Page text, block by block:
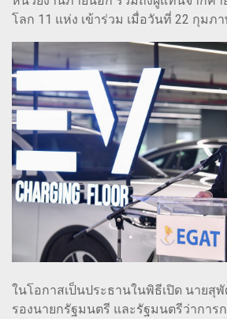
โลก 11 แห่ง เข้าร่วม เมื่อวันที่ 22 กุมภ
ในโอกาสเป็นประธานในพิธีเปิด นายสุ
รองนายกรัฐมนตรี และรัฐมนตรีว่าการ